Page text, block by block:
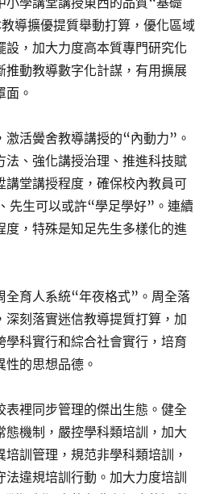
導擴優提質舉動打算，優化區域
設，加大力度高本質專門研究化
推動教導數字化計謀，有用擴展
面。
激活黌舍教導講授的“內動力”。
法、強化講授治理、推進科技賦
講堂講授程度，確保校內教員可
先生可以或許“學足學好”。連續
度，特殊是知足先生多樣化的進
全育人系統“年夜格式”。周全落
深刻落實迷信教導提質打算，加
學科實行和綜合社會實行，培育
的思想品德。
表裡同步管理的傑出生態。健全
態機制，嚴控學科類培訓，加大
訓管理，規范非學科類培訓，
法違規培訓行動。加大力度培訓